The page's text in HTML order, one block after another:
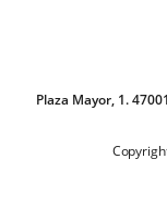
Plaza Mayor, 1.